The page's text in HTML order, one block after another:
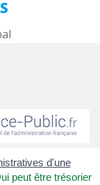
d'une
peut être trésorier